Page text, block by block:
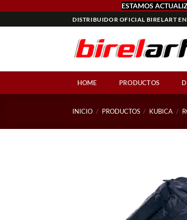
ESTAMOS
al
DISTRIBUIDOR OFICIAL BIRELART EN
HOME PRODUCTOS
INICIO / PRODUCTOS / KUBICA /